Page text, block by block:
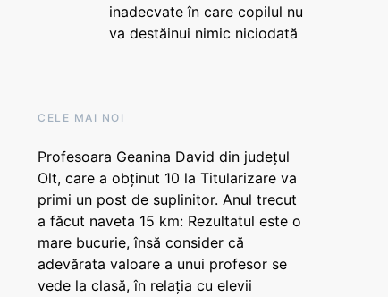
inadecvate în care copilul nu
va destăinui nimic niciodată
CELE MAI NOI
Profesoara Geanina David din județul
Olt, care a obținut 10 la Titularizare va
primi un post de suplinitor. Anul trecut
a făcut naveta 15 km: Rezultatul este o
mare bucurie, însă consider că
adevărata valoare a unui profesor se
vede la clasă, în relația cu elevii